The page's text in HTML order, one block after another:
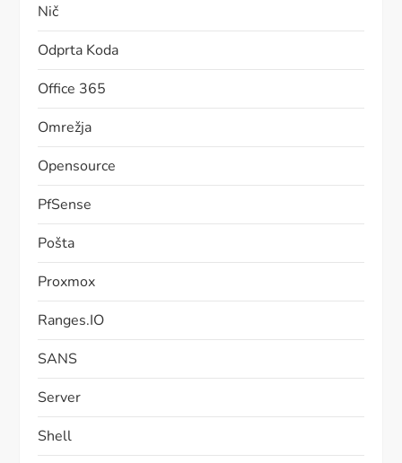
Nič
Odprta Koda
Office 365
Omrežja
Opensource
PfSense
Pošta
Proxmox
Ranges.IO
SANS
Server
Shell